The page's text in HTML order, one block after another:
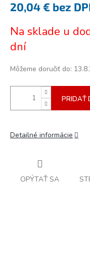
20,04 € bez
cena:
Na sklade u
dní
Môžeme doručiť do:
PRIDAŤ
Detailné informácie
OPÝTAŤ SA